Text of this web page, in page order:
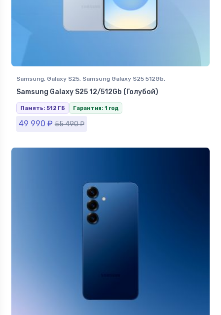
Samsung, Galaxy S25, Samsung Galaxy S25 512Gb,
Смартфоны Samsung в Ставрополе
Samsung Galaxy S25 12/512Gb (Голубой)
Память: 512 ГБ Гарантия: 1 год
49 990 ₽ 55 490₽